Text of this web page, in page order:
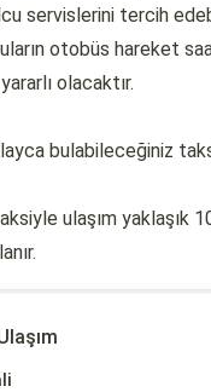
servislerini tercih
otobüs hareket
olacaktır.
bulabileceğiniz
ulaşım